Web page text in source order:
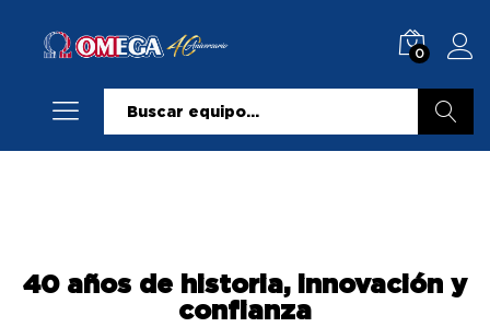
0
40 años de historia, innovación y
confianza